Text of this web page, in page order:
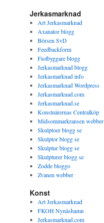
Jerkasmarknad
Art Jerkasmarknad
Axanator blogg
Börsen SvD
Feedbackform
Fiolbyggare blogg
Jerkasmarknad blogg
Jerkasmarknad info
Jerkasmarknad Wordpress
Jerkasmarknad.com
Jerkasmarknad.se
Konstnärernas Centralköp
Midsommarkransen webber
Skulptoer blogg se
Skulptor blogg se
Skulptur blogg se
Skulpturer blogg se
Zodde bloggo
Zvanen webber
Konst
Art Jerkasmarknad
FKOH Nynäshamn
Jerkasmarknad.com